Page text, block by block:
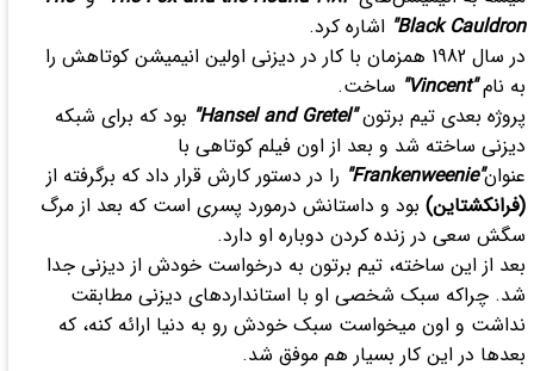
Black Cauldron" اشاره کرد.
در سال 1982 همزمان با کار در دیزنی اولین انیمیشن کوتاهش را
به نام"Vincent"
ساخت.
پروژه بعدی تیم برتون"Hansel and Gretel"
بود که برای شبکه
دیزنی ساخته شد و بعد از اون فیلم کوتاهی با
عنوان"Frankenweenie"
را در دستور کارش قرار داد که برگرفته از
(فرانکشتاین)بود و داستانش درمورد پسری است که بعد از مرگ
سگش سعی در زنده کردن دوباره او دارد.
بعد از این ساخته، تیم برتون به درخواست خودش از دیزنی جدا
شد. چراکه سبک شخصی او با استانداردهای دیزنی مطابقت
نداشت و اون میخواست سبک خودش رو به دنیا ارائه کنه، که
بعدها در این کار بسیار هم موفق شد.